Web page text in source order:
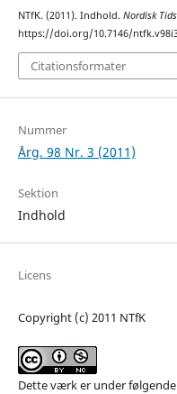
NTfK. (2011). Indhold. Nordisk
https://doi.org/10.7146/
Citationsformater
Nummer
Årg. 98 Nr. 3 (2011)
Sektion
Indhold
Licens
Copyright (c) 2011 NTfK
Dette værk er under